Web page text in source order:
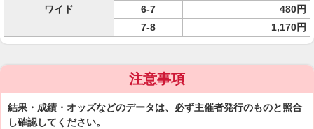
ワイド
6-7
480円
7-8
1,170円
注意事項
結果・成績・オッズなどのデータは、必ず主催者発行のものと照合
し確認してください。